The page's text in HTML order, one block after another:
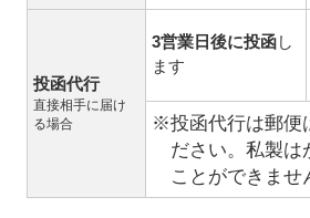
投函代行
直接相手に届け
る場合
3営業日後に投函し
ます
※投函代行は郵便
ださい。私製は
ことができませ